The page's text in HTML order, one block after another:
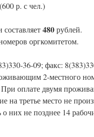
р. с чел.)
480рублей.
оргкомитетом.
36-09; факс:
2-местного
При оплате двумя
на третье место не
них не позднее 14